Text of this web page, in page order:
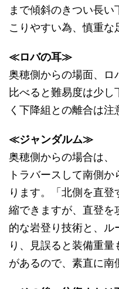
まで傾斜のきつい長
こりやすい為、慎重な
≪ロバの耳≫
奥穂側からの場面、ロ
比べると難易度は少
く下降組との離合は注
≪ジャンダルム≫
奥穂側からの場合は、
トラバースして南側
ります。「北側を直
縮できますが、直登を
的な岩登り技術と、ル
り、見誤ると装備重
があるので、素直に南